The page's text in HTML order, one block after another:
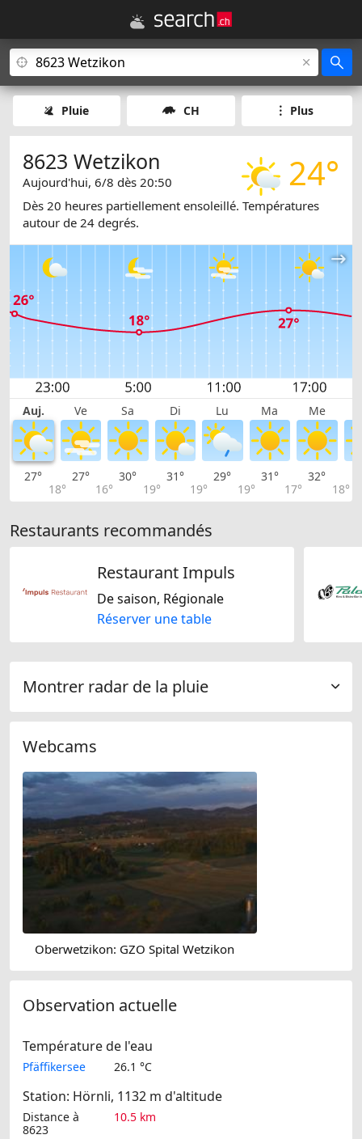
Pluie CH Plus
24°
8623 Wetzikon
Aujourd'hui, 6/8 dès 20:50
Dès 20 heures partiellement ensoleillé. Températures
autour de 24 degrés.
Auj. Ve Sa Di Lu Ma Me
27°
18°
27°
16°
30°
19°
31°
19°
29°
19°
31°
17°
32°
18°
Restaurants recommandés
Restaurant Impuls
De saison, Régionale
Réserver une table
Montrer radar de la pluie
Webcams
Oberwetzikon: GZO Spital Wetzikon
Observation actuelle
Température de l'eau
Pfäffikersee 26.1 °C
Station: Hörnli, 1132 m d'altitude
Distance à
8623
10.5 km